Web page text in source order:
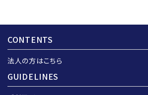
CONTENTS
法人の方はこちら
GUIDELINES